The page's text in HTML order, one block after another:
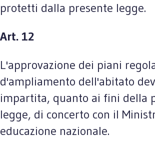
protetti dalla presente legge.
Art. 12
L'approvazione dei piani
d'ampliamento dell'abitato
impartita, quanto ai fini della
legge, di concerto con il
educazione nazionale.